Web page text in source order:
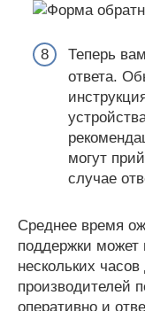
Теперь
ответа.
могут
случае
Среднее время
поддержки может
нескольких
производителей
оперативно и